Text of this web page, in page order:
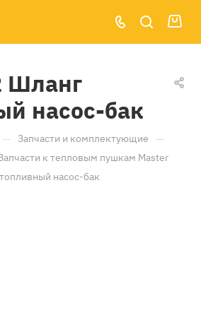
Шланг
насос-бак
— Запчасти и комплектующие —
к тепловым пушкам Master
насос-бак